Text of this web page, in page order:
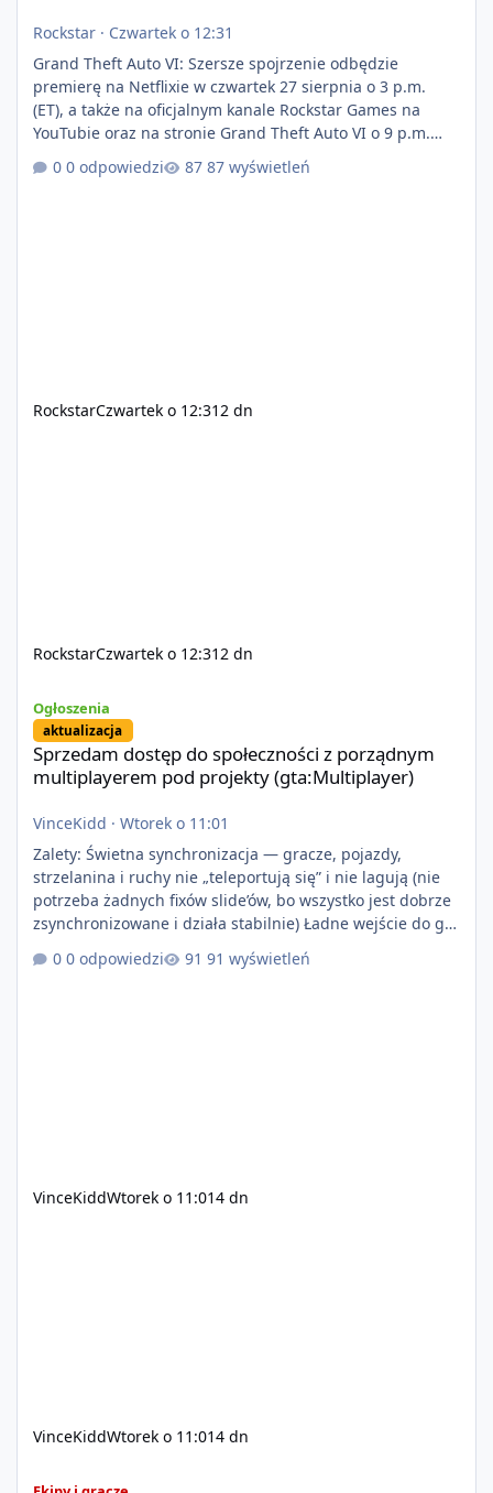
Rockstar · Czwartek o 12:31
Grand Theft Auto VI: Szersze spojrzenie odbędzie
premierę na Netflixie w czwartek 27 sierpnia o 3 p.m.
(ET), a także na oficjalnym kanale Rockstar Games na
YouTubie oraz na stronie Grand Theft Auto VI o 9 p.m.
(ET) 27 sierpnia. https://netflix.com/GTAVI Grand Theft
Auto VI będzie dostępne 19 listopada na PlayStation 5
0 odpowiedzi 87 wyświetleń
RockstarCzwartek o 12:312 dn
RockstarCzwartek o 12:312 dn
Ogłoszenia
aktualizacja
Sprzedam dostęp do społeczności z porządnym
multiplayerem pod projekty (gta:Multiplayer)
VinceKidd · Wtorek o 11:01
Zalety: Świetna synchronizacja — gracze, pojazdy,
strzelanina i ruchy nie „teleportują się” i nie lagują (nie
potrzeba żadnych fixów slide’ów, bo wszystko jest dobrze
zsynchronizowane i działa stabilnie) Ładne wejście do gry
+ solidny antycheat na poziomie multiplayera Wygodne
pisanie własnych modów i skryptów (wsparcie C# / JS /
0 odpowiedzi 91 wyświetleń
VinceKiddWtorek o 11:014 dn
VinceKiddWtorek o 11:014 dn